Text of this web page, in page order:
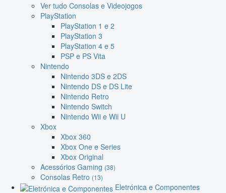
Ver tudo Consolas e Videojogos
PlayStation
PlayStation 1 e 2
PlayStation 3
PlayStation 4 e 5
PSP e PS Vita
Nintendo
Nintendo 3DS e 2DS
Nintendo DS e DS Lite
Nintendo Retro
Nintendo Switch
Nintendo Wii e Wii U
Xbox
Xbox 360
Xbox One e Series
Xbox Original
Acessórios Gaming (38)
Consolas Retro (13)
Eletrónica e Componentes